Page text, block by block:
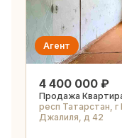
Агент
4 400 000 ₽
Продажа
респ Татарстан,
Джалиля, д 42